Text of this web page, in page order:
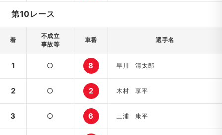
第10レース
着
不成立
事故等
車番 選手名
1 ○ 8 早川 清太郎
2 ○ 2 木村 享平
3 ○ 6 三浦 康平